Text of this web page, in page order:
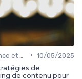
• 10/05/2025
de
de contenu pour